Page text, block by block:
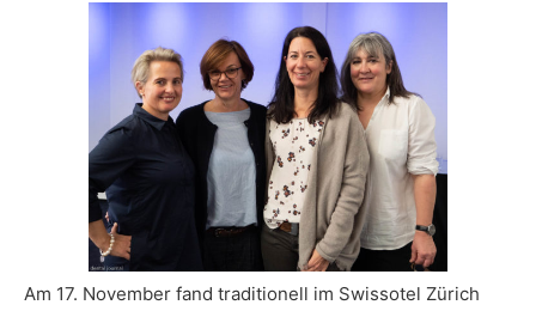
Am 17. November fand traditionell im Swissotel Zürich